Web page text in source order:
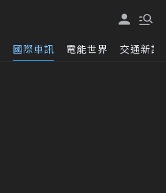
國際車訊 電能世界 交通新訊